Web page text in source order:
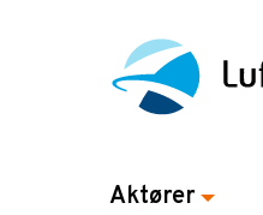
Aktører